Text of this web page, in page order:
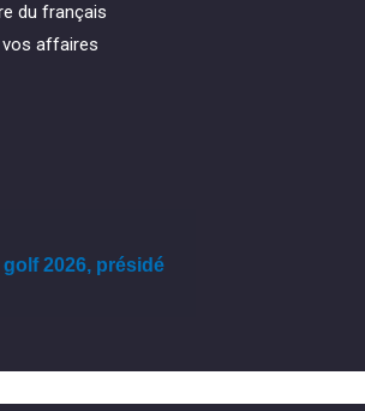
du français
vos affaires
2026, présidé